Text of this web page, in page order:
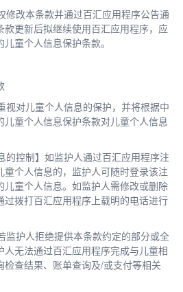
修改本条款并通过百汇应用程序公告通
更新后拟继续使用百汇应用程序，应
童个人信息保护条款。
视对儿童个人信息的保护，并将根据中
童个人信息保护条款对儿童个人信息
的控制】如监护人通过百汇应用程序注
个人信息的，监护人可随时登录该注
童个人信息。如监护人需修改或删除
过拨打百汇应用程序上载明的电话进行
监护人拒绝提供本条款约定的部分或全
无法通过百汇应用程序完成与儿童相
检查结果、账单查询及/或支付等相关